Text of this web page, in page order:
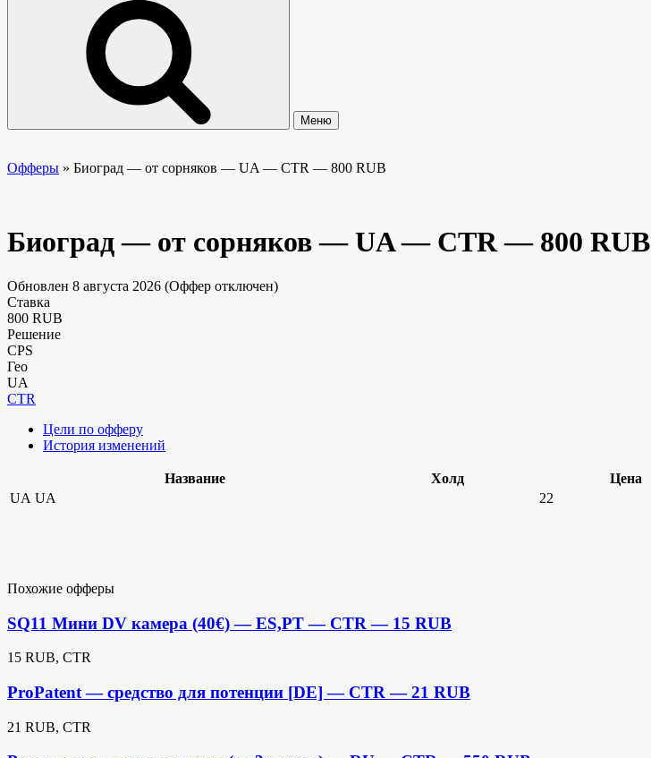
Меню
Офферы » Биоград — от сорняков — UA — CTR — 800 RUB
Биоград — от сорняков — UA — CTR — 800 RUB
Обновлен 8 августа 2026 (Оффер отключен)
Ставка
800 RUB
Решение
CPS
Гео
UA
CTR
Цели по офферу
История изменений
Название Холд Цена
UA UA 22
Похожие офферы
SQ11 Мини DV камера (40€) — ES,PT — CTR — 15 RUB
15 RUB, CTR
ProPatent — средство для потенции [DE] — CTR — 21 RUB
21 RUB, CTR